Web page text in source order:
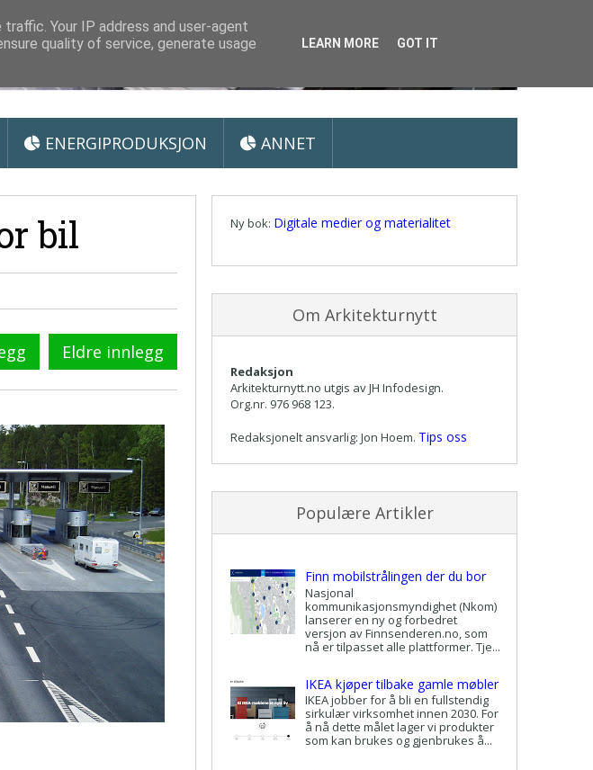
ENERGIPRODUKSJON ANNET
bil
Eldre innlegg
Ny bok: Digitale medier og materialitet
Om Arkitekturnytt
Redaksjon
Arkitekturnytt.no utgis av JH Infodesign.
Org.nr. 976 968 123.
Redaksjonelt ansvarlig: Jon Hoem. Tips oss
Populære Artikler
Finn mobilstrålingen der du bor
Nasjonal
kommunikasjonsmyndighet (Nkom)
lanserer en ny og forbedret
versjon av Finnsenderen.no, som
nå er tilpasset alle plattformer. Tje...
IKEA kjøper tilbake gamle møbler
IKEA jobber for å bli en fullstendig
sirkulær virksomhet innen 2030. For
å nå dette målet lager vi produkter
som kan brukes og gjenbrukes å...
Your IP address and user-agent
quality of service, generate usage
LEARN MORE GOT IT